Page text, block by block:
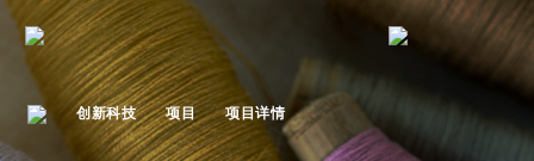
创新科技 项目 项目详情